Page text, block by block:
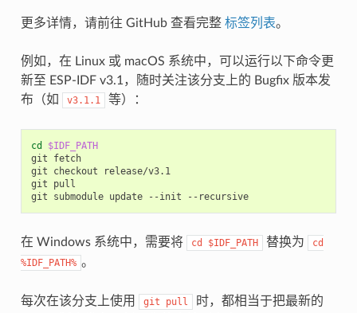
更多详情，请前往 GitHub 查看完整 标签列表。
例如，在 Linux 或 macOS 系统中，可以运行以下命令更
新至 ESP-IDF v3.1，随时关注该分支上的 Bugfix 版本发
布（如
v3.1.1 等）：
cd
$IDF_PATH
git
fetch
git
checkout
release/v3.1
git
pull
git
submodule update --init --recursive
在 Windows 系统中，需要将 cd $IDF_PATH 替换为
cd
%IDF_PATH% 。
每次在该分支上使用 git pull
时，都相当于把最新的